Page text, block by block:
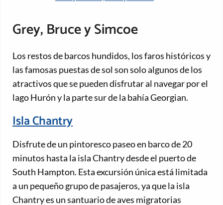
Grey, Bruce y Simcoe
Los restos de barcos hundidos, los faros históricos y
las famosas puestas de sol son solo algunos de los
atractivos que se pueden disfrutar al navegar por el
lago Hurón y la parte sur de la bahía Georgian.
Isla Chantry
Disfrute de un pintoresco paseo en barco de 20
minutos hasta la isla Chantry desde el puerto de
South Hampton. Esta excursión única está limitada
a un pequeño grupo de pasajeros, ya que la isla
Chantry es un santuario de aves migratorias